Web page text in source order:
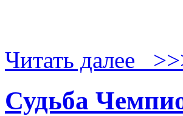
Читать далее
Судьба